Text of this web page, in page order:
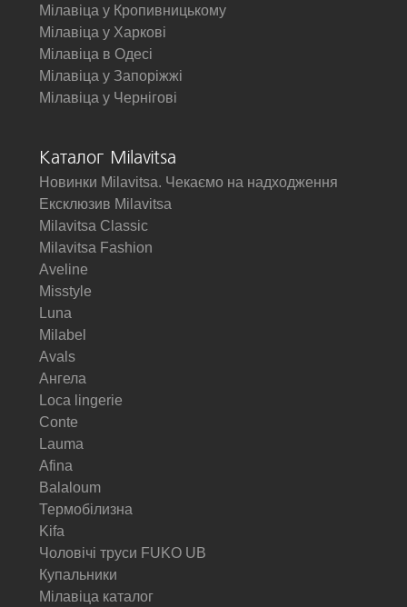
Мілавіца у Кропивницькому
Мілавіца у Харкові
Мілавіца в Одесі
Мілавіца у Запоріжжі
Мілавіца у Чернігові
Каталог Milavitsa
Новинки Milavitsa. Чекаємо на надходження
Ексклюзив Milavitsa
Milavitsa Classic
Milavitsa Fashion
Aveline
Misstyle
Luna
Milabel
Avals
Ангела
Loca lingerie
Conte
Lauma
Afina
Balaloum
Термобілизна
Kifa
Чоловічі труси FUKO UB
Купальники
Мілавіца каталог